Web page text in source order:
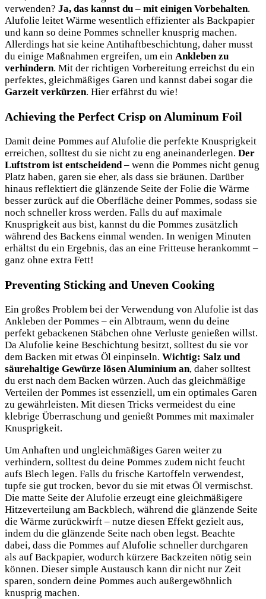
verwenden? Ja, das kannst du – mit einigen Vorbehalten.
Alufolie leitet Wärme wesentlich effizienter als Backpapier
und kann so deine Pommes schneller knusprig machen.
Allerdings hat sie keine Antihaftbeschichtung, daher musst
du einige Maßnahmen ergreifen, um ein Ankleben zu
verhindern. Mit der richtigen Vorbereitung erreichst du ein
perfektes, gleichmäßiges Garen und kannst dabei sogar die
Garzeit verkürzen. Hier erfährst du wie!
Achieving the Perfect Crisp on Aluminum Foil
Damit deine Pommes auf Alufolie die perfekte Knusprigkeit
erreichen, solltest du sie nicht zu eng aneinanderlegen. Der
Luftstrom ist entscheidend – wenn die Pommes nicht genug
Platz haben, garen sie eher, als dass sie bräunen. Darüber
hinaus reflektiert die glänzende Seite der Folie die Wärme
besser zurück auf die Oberfläche deiner Pommes, sodass sie
noch schneller kross werden. Falls du auf maximale
Knusprigkeit aus bist, kannst du die Pommes zusätzlich
während des Backens einmal wenden. In wenigen Minuten
erhältst du ein Ergebnis, das an eine Fritteuse herankommt –
ganz ohne extra Fett!
Preventing Sticking and Uneven Cooking
Ein großes Problem bei der Verwendung von Alufolie ist das
Ankleben der Pommes – ein Albtraum, wenn du deine
perfekt gebackenen Stäbchen ohne Verluste genießen willst.
Da Alufolie keine Beschichtung besitzt, solltest du sie vor
dem Backen mit etwas Öl einpinseln. Wichtig: Salz und
säurehaltige Gewürze lösen Aluminium an, daher solltest
du erst nach dem Backen würzen. Auch das gleichmäßige
Verteilen der Pommes ist essenziell, um ein optimales Garen
zu gewährleisten. Mit diesen Tricks vermeidest du eine
klebrige Überraschung und genießt Pommes mit maximaler
Knusprigkeit.
Um Anhaften und ungleichmäßiges Garen weiter zu
verhindern, solltest du deine Pommes zudem nicht feucht
aufs Blech legen. Falls du frische Kartoffeln verwendest,
tupfe sie gut trocken, bevor du sie mit etwas Öl vermischst.
Die matte Seite der Alufolie erzeugt eine gleichmäßigere
Hitzeverteilung am Backblech, während die glänzende Seite
die Wärme zurückwirft – nutze diesen Effekt gezielt aus,
indem du die glänzende Seite nach oben legst. Beachte
dabei, dass die Pommes auf Alufolie schneller durchgaren
als auf Backpapier, wodurch kürzere Backzeiten nötig sein
können. Dieser simple Austausch kann dir nicht nur Zeit
sparen, sondern deine Pommes auch außergewöhnlich
knusprig machen.